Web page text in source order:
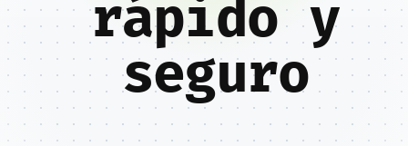
rápido y
seguro